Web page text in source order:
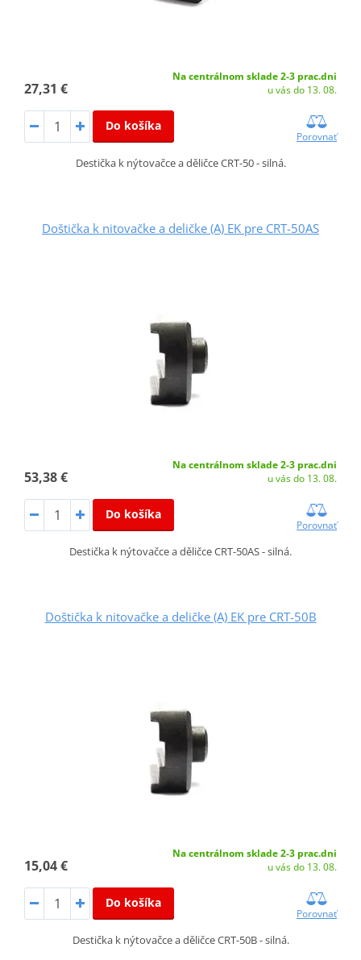
27,31 €
Na centrálnom sklade 2-3 prac.dni
u vás do 13. 08.
Do košíka
Porovnať
Destička k nýtovačce a děličce CRT-50 - silná.
Doštička k nitovačke a deličke (A) EK pre CRT-50AS
53,38 €
Na centrálnom sklade 2-3 prac.dni
u vás do 13. 08.
Do košíka
Porovnať
Destička k nýtovačce a děličce CRT-50AS - silná.
Doštička k nitovačke a deličke (A) EK pre CRT-50B
15,04 €
Na centrálnom sklade 2-3 prac.dni
u vás do 13. 08.
Do košíka
Porovnať
Destička k nýtovačce a děličce CRT-50B - silná.